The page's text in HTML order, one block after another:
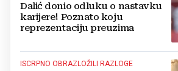
Dalić donio odluku o nastavku
karijere! Poznato koju
reprezentaciju preuzima
ISCRPNO OBRAZLOŽILI RAZLOGE